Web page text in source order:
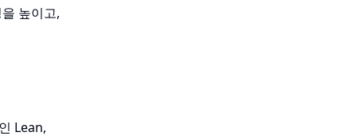
높이고,
Lean,